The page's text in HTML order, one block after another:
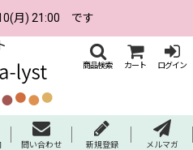
月) 21:00 です
商品検索 カート ログイン
問い合わせ 新規登録 メルマガ